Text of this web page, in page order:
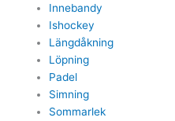
Innebandy
Ishockey
Längdåkning
Löpning
Padel
Simning
Sommarlek